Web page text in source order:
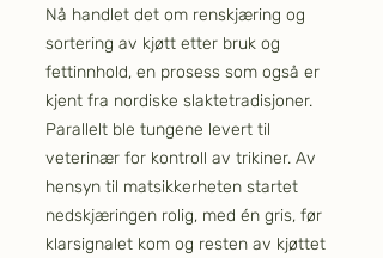
Nå handlet det om renskjæring og
sortering av kjøtt etter bruk og
fettinnhold, en prosess som også er
kjent fra nordiske slaktetradisjoner.
Parallelt ble tungene levert til
veterinær for kontroll av trikiner. Av
hensyn til matsikkerheten startet
nedskjæringen rolig, med én gris, før
klarsignalet kom og resten av kjøttet